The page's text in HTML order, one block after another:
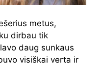
metus,
dirbau tik
daug sunkaus
visiškai verta ir